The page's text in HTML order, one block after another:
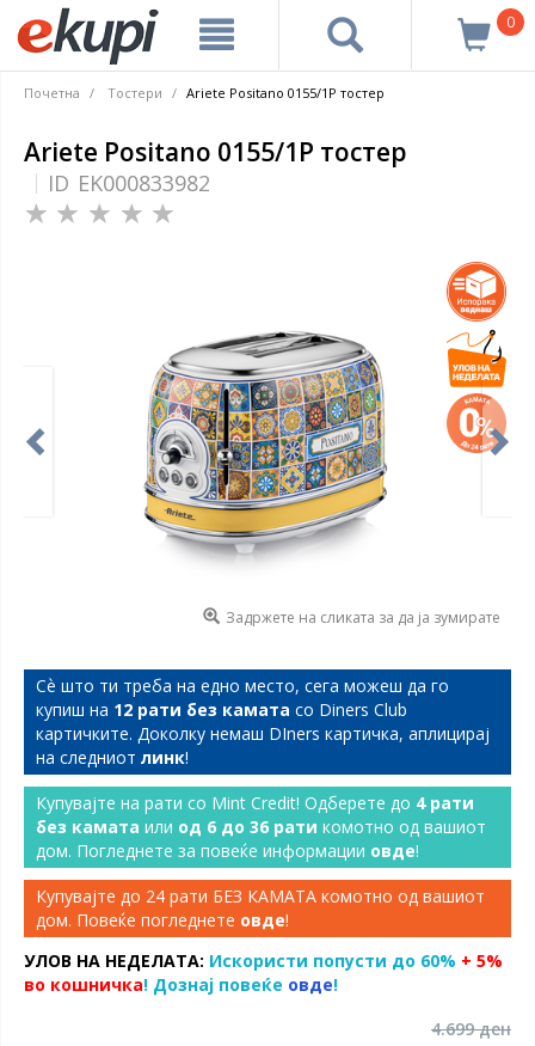
0
Почетна Тостери Ariete Positano 0155/1P тостер
Ariete Positano 0155/1P тостер
ID EK000833982
Задржете на сликата за да ја зумирате
Сѐ што ти треба на едно место, сега можеш да го
купиш на 12 рати без камата со Diners Club
картичките. Доколку немаш DIners картичка, аплицирај
на следниот линк!
Купувајте на рати со Mint Credit! Одберете до 4 рати
без камата или од 6 до 36 рати комотно од вашиот
дом. Погледнете за повеќе информации овде!
Купувајте до 24 рати БЕЗ КАМАТА комотно од вашиот
дом. Повеќе погледнете овде!
УЛОВ НА НЕДЕЛАТА: Искористи попусти до 60% + 5%
во кошничка! Дознај повеќе овде!
4.699 ден